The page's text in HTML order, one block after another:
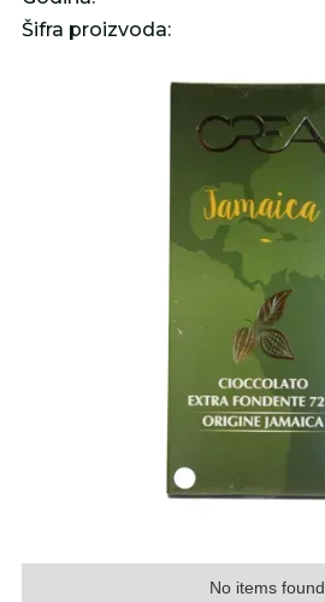
No items found.
Šifra proizvoda: